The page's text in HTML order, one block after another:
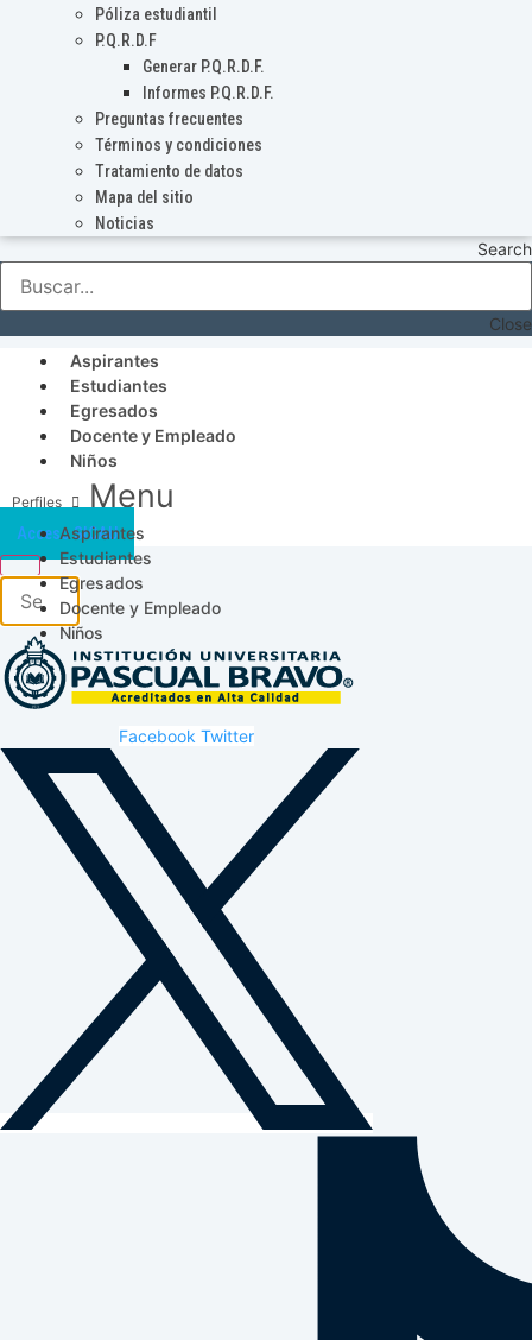
Póliza estudiantil
P.Q.R.D.F
Generar P.Q.R.D.F.
Informes P.Q.R.D.F.
Preguntas frecuentes
Términos y condiciones
Tratamiento de datos
Mapa del sitio
Noticias
Search
Close
Aspirantes
Estudiantes
Egresados
Docente y Empleado
Niños
Menu
Aspirantes
Estudiantes
Egresados
Docente y Empleado
Niños
Acceso SICAU
Facebook Twitter